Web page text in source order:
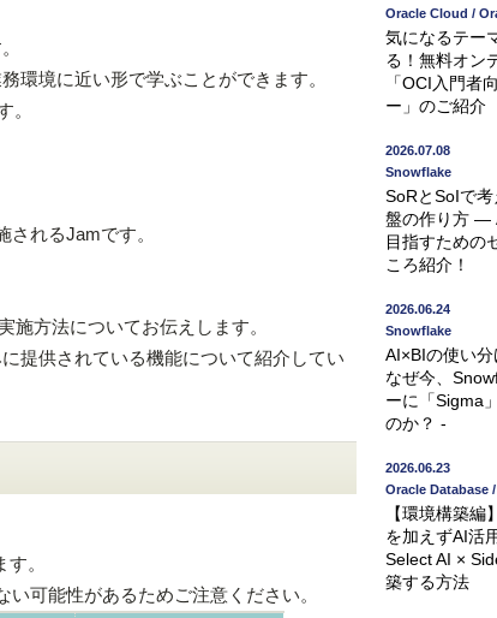
境に近い形で学ぶことができます。
。
れるJamです。
方法についてお伝えします。
提供されている機能について紹介してい
。
可能性があるためご注意ください。
Oracle Cloud /
気になるテー
る！無料オン
「OCI入門者
ー」のご紹介
2026.07.08
Snowflake
SoRとSoIで
盤の作り方 ―
目指すための
ころ紹介！
2026.06.24
Snowflake
AI×BIの使い
なぜ今、
ーに「Sigma
のか？ -
2026.06.23
Oracle Database
【環境構築編
を加えずAI活
Select AI ×
築する方法